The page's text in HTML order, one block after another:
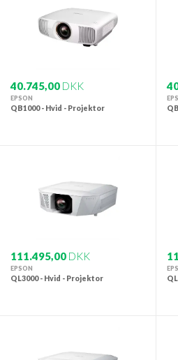
40.745,00 DKK
EPSON
QB1000 - Hvid - Projektor
111.495,00 DKK
EPSON
QL3000 - Hvid - Projektor